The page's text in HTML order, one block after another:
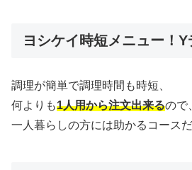
ヨシケイ時短メニュー！Y
調理が簡単で調理時間も時短、
何よりも1人用から注文出来るので
一人暮らしの方には助かるコースだ